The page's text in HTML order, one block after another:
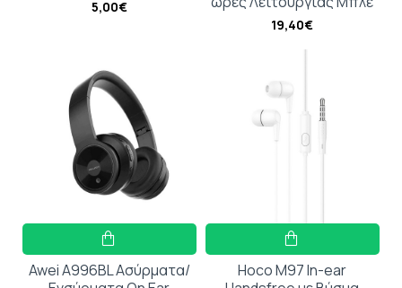
5,00€
19,40€
Awei A996BL Ασύρματα/
Hoco M97 In-ear